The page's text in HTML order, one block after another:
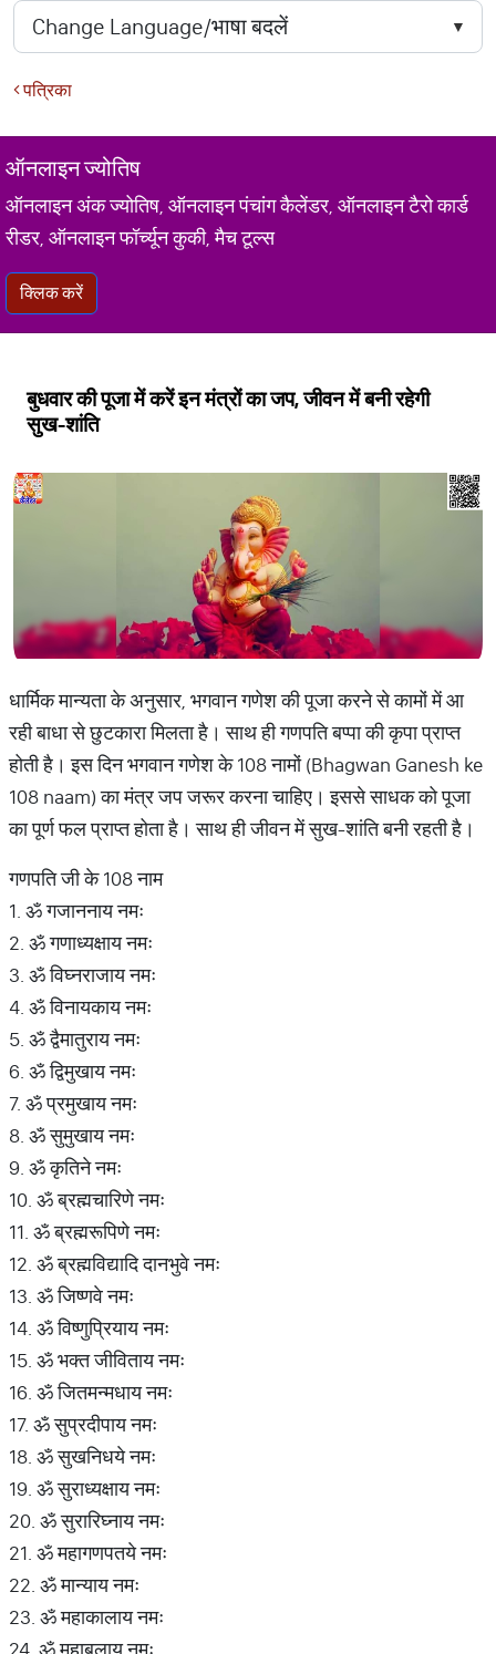
पत्रिका
ऑनलाइन ज्योतिष
ऑनलाइन अंक ज्योतिष, ऑनलाइन पंचांग कैलेंडर, ऑनलाइन टैरो कार्ड
रीडर, ऑनलाइन फॉर्च्यून कुकी, मैच टूल्स
क्लिक करें
बुधवार की पूजा में करें इन मंत्रों का जप, जीवन में बनी रहेगी
सुख-शांति
धार्मिक मान्यता के अनुसार, भगवान गणेश की पूजा करने से कामों में आ
रही बाधा से छुटकारा मिलता है। साथ ही गणपति बप्पा की कृपा प्राप्त
होती है। इस दिन भगवान गणेश के 108 नामों (Bhagwan Ganesh ke
108 naam) का मंत्र जप जरूर करना चाहिए। इससे साधक को पूजा
का पूर्ण फल प्राप्त होता है। साथ ही जीवन में सुख-शांति बनी रहती है।
गणपति जी के 108 नाम
1. ॐ गजाननाय नमः
2. ॐ गणाध्यक्षाय नमः
3. ॐ विघ्नराजाय नमः
4. ॐ विनायकाय नमः
5. ॐ द्वैमातुराय नमः
6. ॐ द्विमुखाय नमः
7. ॐ प्रमुखाय नमः
8. ॐ सुमुखाय नमः
9. ॐ कृतिने नमः
10. ॐ ब्रह्मचारिणे नमः
11. ॐ ब्रह्मरूपिणे नमः
12. ॐ ब्रह्मविद्यादि दानभुवे नमः
13. ॐ जिष्णवे नमः
14. ॐ विष्णुप्रियाय नमः
15. ॐ भक्त जीविताय नमः
16. ॐ जितमन्मधाय नमः
17. ॐ सुप्रदीपाय नमः
18. ॐ सुखनिधये नमः
19. ॐ सुराध्यक्षाय नमः
20. ॐ सुरारिघ्नाय नमः
21. ॐ महागणपतये नमः
22. ॐ मान्याय नमः
23. ॐ महाकालाय नमः